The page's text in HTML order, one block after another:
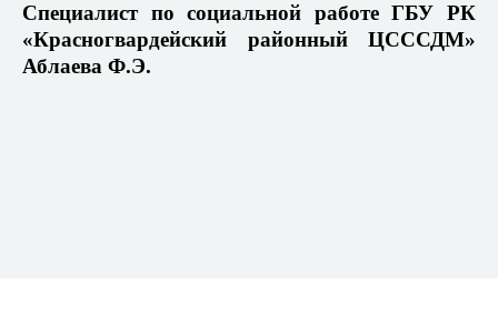
Специалист по социальной работе ГБУ РК
«Красногвардейский районный ЦСССДМ»
Аблаева Ф.Э.